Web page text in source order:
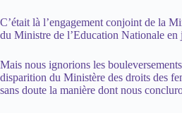
C’était là l’engagement conjoint de la
du Ministre de l’Education Nationale en
Mais nous ignorions les
disparition du Ministère des droits des
sans doute la manière dont nous